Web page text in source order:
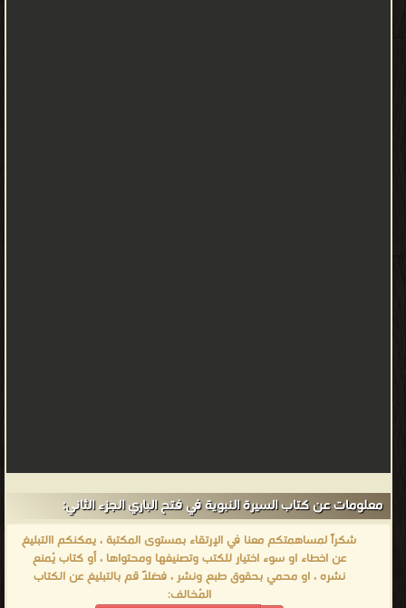
معلومات عن كتاب السيرة النبوية في فتح الباري الجزء الثاني:
شكراً لمساهمتكم معنا في الإرتقاء بمستوى المكتبة ، يمكنكم االتبليغ
عن اخطاء او سوء اختيار للكتب وتصنيفها ومحتواها ، أو كتاب يُمنع
نشره ، او محمي بحقوق طبع ونشر ، فضلاً قم بالتبليغ عن الكتاب
المُخالف: